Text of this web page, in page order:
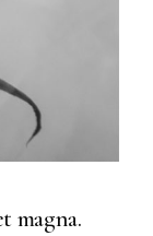
magna.